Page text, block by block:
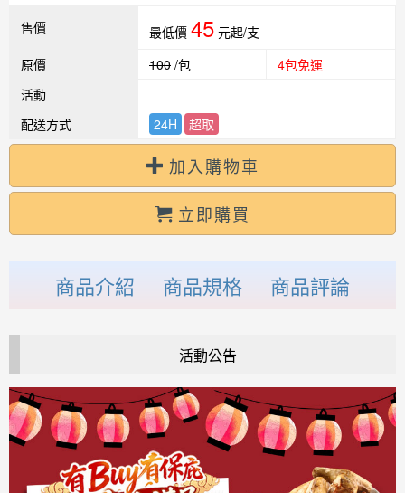
售價
最低價 45 元起/支
原價
100 /包
4包免運
活動
配送方式
24H 超取
加入購物車
立即購買
商品介紹 商品規格 商品評論
活動公告